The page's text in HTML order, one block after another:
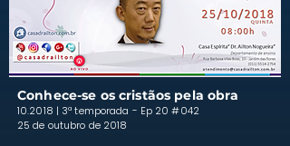
Conhece-se os cristãos pela obra
10.2018 | 3ª temporada - Ep 20 #042
25 de outubro de 2018